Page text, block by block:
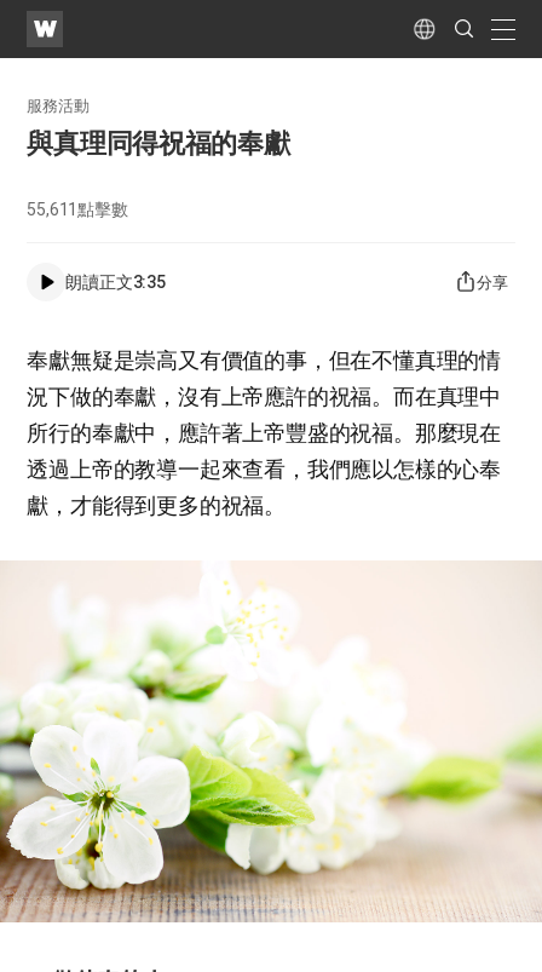
WATV
Language
Search
Submit
服務活動
與真理同得祝福的奉獻
55,611點擊數
朗讀正文3:35 分享
奉獻無疑是崇高又有價值的事，但在不懂真理的情
況下做的奉獻，沒有上帝應許的祝福。而在真理中
所行的奉獻中，應許著上帝豐盛的祝福。那麼現在
透過上帝的教導一起來查看，我們應以怎樣的心奉
獻，才能得到更多的祝福。